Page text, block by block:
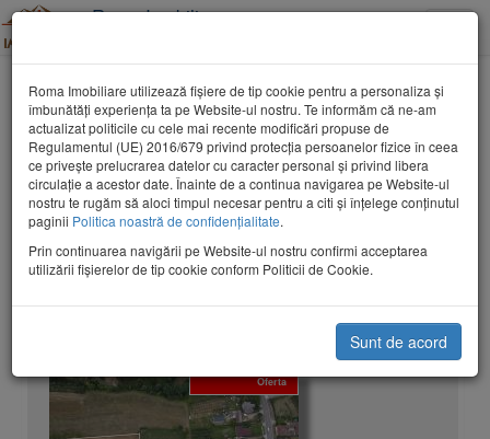
Roma Imobiliare
Terenuri
Vanzare Terenuri Maramures
Distribuie
Vanzare Terenuri Maramures
Somcuta Mare teren 1,2 Hectare de vanzare
Oferta
Roma Imobiliare utilizează fişiere de tip cookie pentru a personaliza și
îmbunătăți experiența ta pe Website-ul nostru. Te informăm că ne-am
actualizat politicile cu cele mai recente modificări propuse de
Regulamentul (UE) 2016/679 privind protecția persoanelor fizice în ceea
ce privește prelucrarea datelor cu caracter personal și privind libera
circulație a acestor date. Înainte de a continua navigarea pe Website-ul
nostru te rugăm să aloci timpul necesar pentru a citi și înțelege conținutul
paginii Politica noastră de confidențialitate.
Prin continuarea navigării pe Website-ul nostru confirmi acceptarea
utilizării fişierelor de tip cookie conform Politicii de Cookie.
Sunt de acord